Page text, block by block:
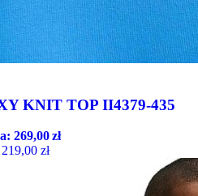
KNIT TOP II4379-435
269,00zł
219,00 zł